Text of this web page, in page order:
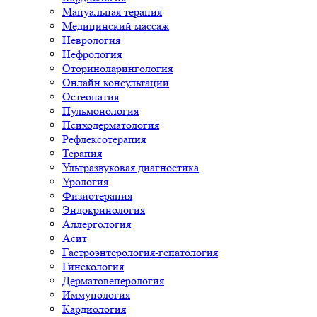
Мануальная терапия
Медицинский массаж
Неврология
Нефрология
Оториноларингология
Онлайн консультации
Остеопатия
Пульмонология
Психодерматология
Рефлексотерапия
Терапия
Ультразвуковая диагностика
Урология
Физиотерапия
Эндокринология
Аллергология
Асит
Гастроэнтерология-гепатология
Гинекология
Дерматовенерология
Иммунология
Кардиология